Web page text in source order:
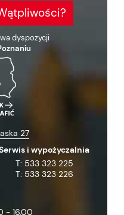
dyspozycji
27
i wypożyczalnia
T: 533 323 225
T: 533 323 226
- 16.00